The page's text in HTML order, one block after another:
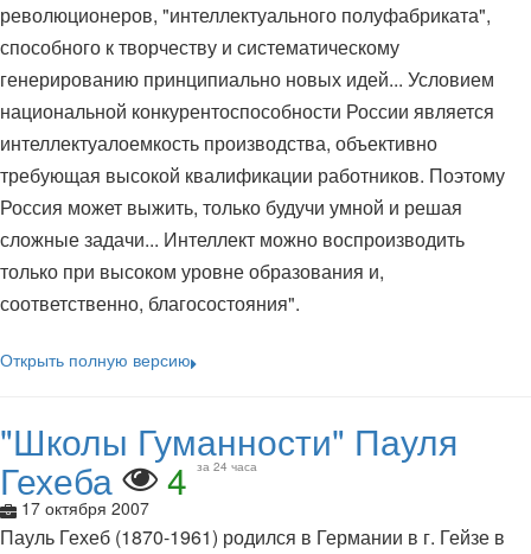
революционеров, "интеллектуального полуфабриката",
способного к творчеству и систематическому
генерированию принципиально новых идей... Условием
национальной конкурентоспособности России является
интеллектуалоемкость производства, объективно
требующая высокой квалификации работников. Поэтому
Россия может выжить, только будучи умной и решая
сложные задачи... Интеллект можно воспроизводить
только при высоком уровне образования и,
соответственно, благосостояния".
Открыть полную версию
"Школы Гуманности" Пауля
Гехеба 4 за 24 часа
17 октября 2007
Пауль Гехеб (1870-1961) родился в Германии в г. Гейзе в